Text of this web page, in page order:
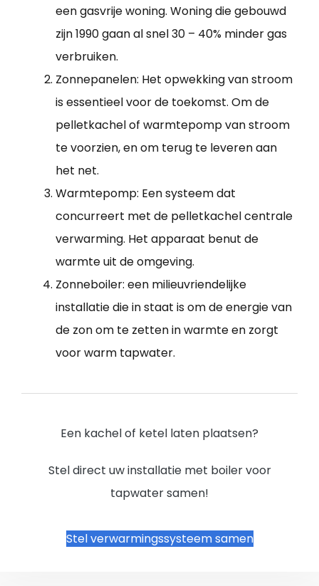
een gasvrije woning. Woning die gebouwd
zijn 1990 gaan al snel 30 – 40% minder gas
verbruiken.
Zonnepanelen: Het opwekking van stroom
is essentieel voor de toekomst. Om de
pelletkachel of warmtepomp van stroom
te voorzien, en om terug te leveren aan
het net.
Warmtepomp: Een systeem dat
concurreert met de pelletkachel centrale
verwarming. Het apparaat benut de
warmte uit de omgeving.
Zonneboiler: een milieuvriendelijke
installatie die in staat is om de energie van
de zon om te zetten in warmte en zorgt
voor warm tapwater.
Een kachel of ketel laten plaatsen?
Stel direct uw installatie met boiler voor
tapwater samen!
Stel verwarmingssysteem samen